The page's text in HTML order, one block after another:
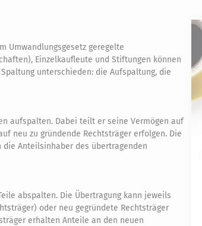
Umwandlungsgesetz geregelte
Einzelkaufleute und Stiftungen können
unterschieden: die Aufspaltung, die
aufspalten. Dabei teilt er seine Vermögen auf
neu zu gründende Rechtsträger erfolgen. Die
Anteilsinhaber des übertragenden
abspalten. Die Übertragung kann jeweils
oder neu gegründete Rechtsträger
erhalten Anteile an den neuen